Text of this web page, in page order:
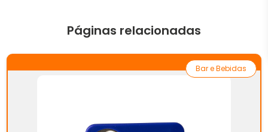
Páginas relacionadas
Bar e Bebidas